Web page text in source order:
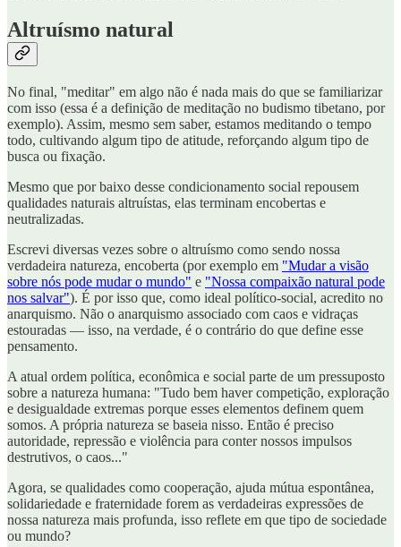
Altruísmo natural
No final, "meditar" em algo não é nada mais do que se familiarizar
com isso (essa é a definição de meditação no budismo tibetano, por
exemplo). Assim, mesmo sem saber, estamos meditando o tempo
todo, cultivando algum tipo de atitude, reforçando algum tipo de
busca ou fixação.
Mesmo que por baixo desse condicionamento social repousem
qualidades naturais altruístas, elas terminam encobertas e
neutralizadas.
Escrevi diversas vezes sobre o altruísmo como sendo nossa
verdadeira natureza, encoberta (por exemplo em "Mudar a visão
sobre nós pode mudar o mundo" e "Nossa compaixão natural pode
nos salvar"). É por isso que, como ideal político-social, acredito no
anarquismo. Não o anarquismo associado com caos e vidraças
estouradas — isso, na verdade, é o contrário do que define esse
pensamento.
A atual ordem política, econômica e social parte de um pressuposto
sobre a natureza humana: "Tudo bem haver competição, exploração
e desigualdade extremas porque esses elementos definem quem
somos. A própria natureza se baseia nisso. Então é preciso
autoridade, repressão e violência para conter nossos impulsos
destrutivos, o caos..."
Agora, se qualidades como cooperação, ajuda mútua espontânea,
solidariedade e fraternidade forem as verdadeiras expressões de
nossa natureza mais profunda, isso reflete em que tipo de sociedade
ou mundo?